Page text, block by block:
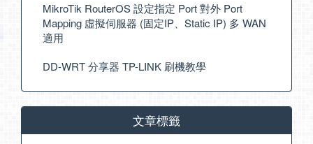
MikroTik RouterOS 設定指定 Port 對外 Port
Mapping 虛擬伺服器 (固定IP、Static IP) 多 WAN
適用
DD-WRT 分享器 TP-LINK 刷機教學
文章標籤